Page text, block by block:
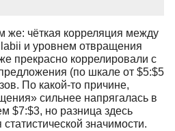
же: чёткая корреляция между
и уровнем отвращения
прекрасно коррелировали с
(по шкале от $5:$5
По какой-то причине,
сильнее напрягалась в
$7:$3, но разница здесь
значимости.